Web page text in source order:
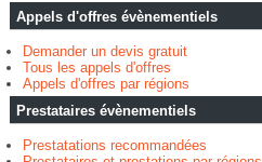
Appels d'offres évènementiels
Demander un devis gratuit
Tous les appels d'offres
Appels d'offres par régions
Prestataires évènementiels
Prestatations recommandées